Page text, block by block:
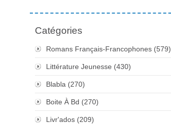
Catégories
Romans Français-Francophones (579)
Littérature Jeunesse (430)
Blabla (270)
Boite À Bd (270)
Livr'ados (209)